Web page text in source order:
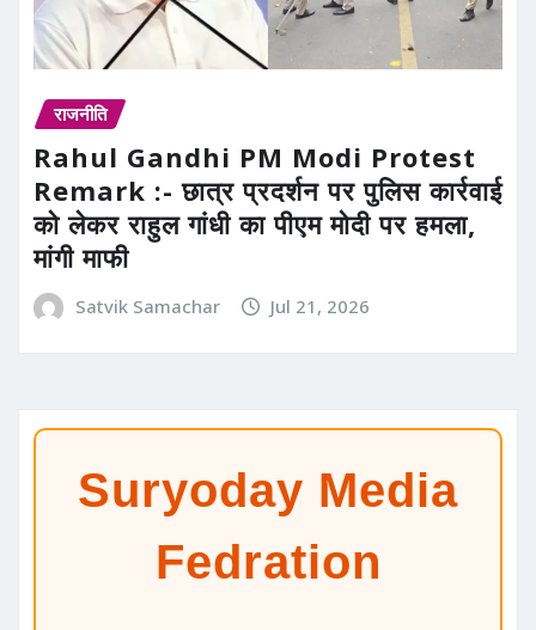
राजनीति
Rahul Gandhi PM Modi Protest
Remark :- छात्र प्रदर्शन पर पुलिस कार्रवाई
को लेकर राहुल गांधी का पीएम मोदी पर हमला,
मांगी माफी
Satvik Samachar Jul 21, 2026
Suryoday Media
Fedration